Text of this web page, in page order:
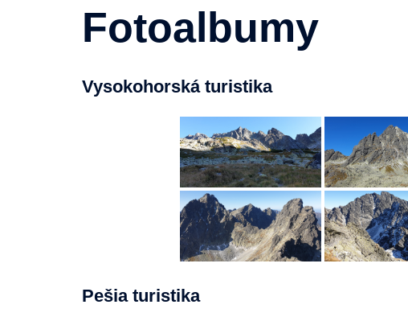
Fotoalbumy
Vysokohorská turistika
Pešia turistika